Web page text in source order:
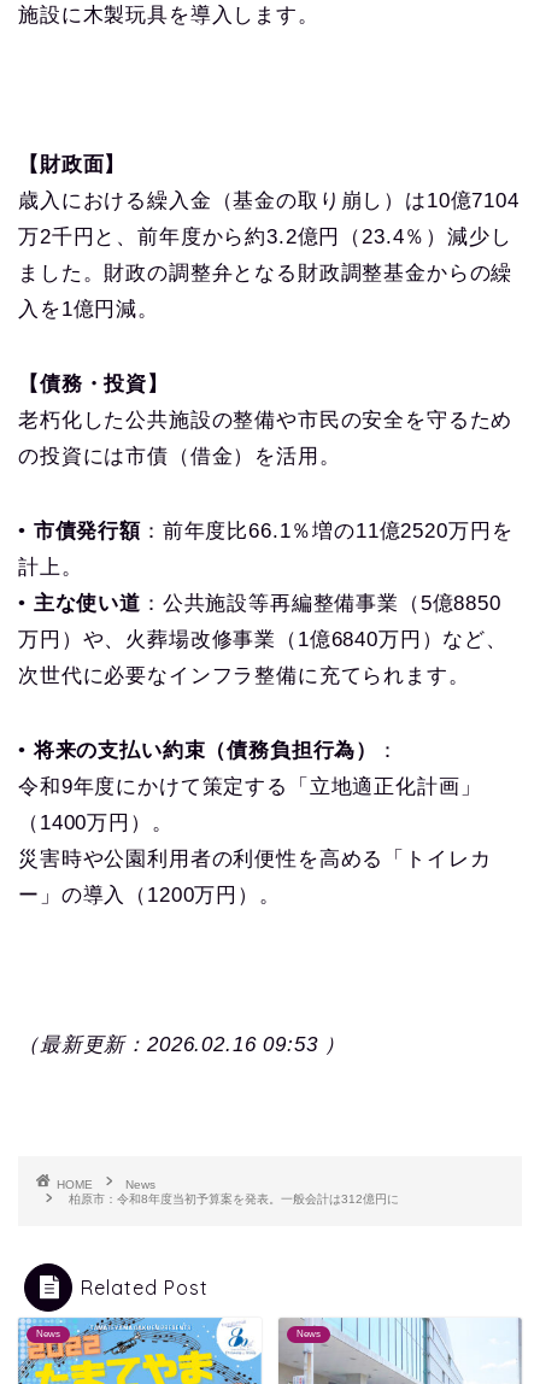
施設に木製玩具を導入します。
【財政面】
歳入における繰入金（基金の取り崩し）は10億7104
万2千円と、前年度から約3.2億円（23.4％）減少し
ました。財政の調整弁となる財政調整基金からの繰
入を1億円減。
【債務・投資】
老朽化した公共施設の整備や市民の安全を守るため
の投資には市債（借金）を活用。
• 市債発行額：前年度比66.1％増の11億2520万円を
計上。
• 主な使い道 ：公共施設等再編整備事業（5億8850
万円）や、火葬場改修事業（1億6840万円）など、
次世代に必要なインフラ整備に充てられます。
•将来の支払い約束（債務負担行為）
：
令和9年度にかけて策定する「立地適正化計画」
（1400万円）。
災害時や公園利用者の利便性を高める「トイレカ
ー」の導入（1200万円）。
（最新更新：2026.02.16 09:53 ）
HOME
News
柏原市：令和8年度当初予算案を発表。一般会計は312億円に
Related Post
News News